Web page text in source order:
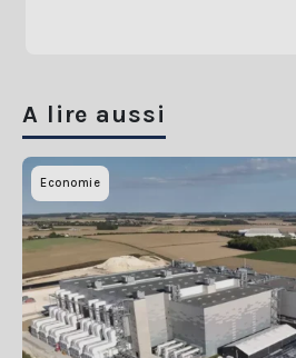
A lire aussi
Economie